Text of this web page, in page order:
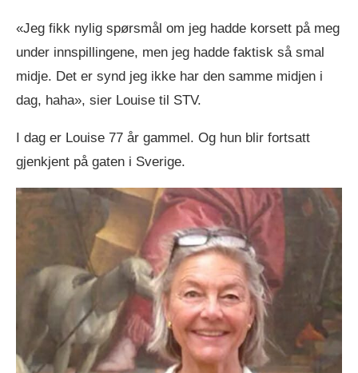
«Jeg fikk nylig spørsmål om jeg hadde korsett på meg
under innspillingene, men jeg hadde faktisk så smal
midje. Det er synd jeg ikke har den samme midjen i
dag, haha», sier Louise til STV.
I dag er Louise 77 år gammel. Og hun blir fortsatt
gjenkjent på gaten i Sverige.